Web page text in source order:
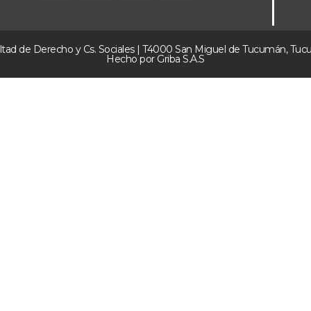
de Derecho y Cs. Sociales | T4000 San Miguel de Tucumán,
Hecho por Griba S.A.S